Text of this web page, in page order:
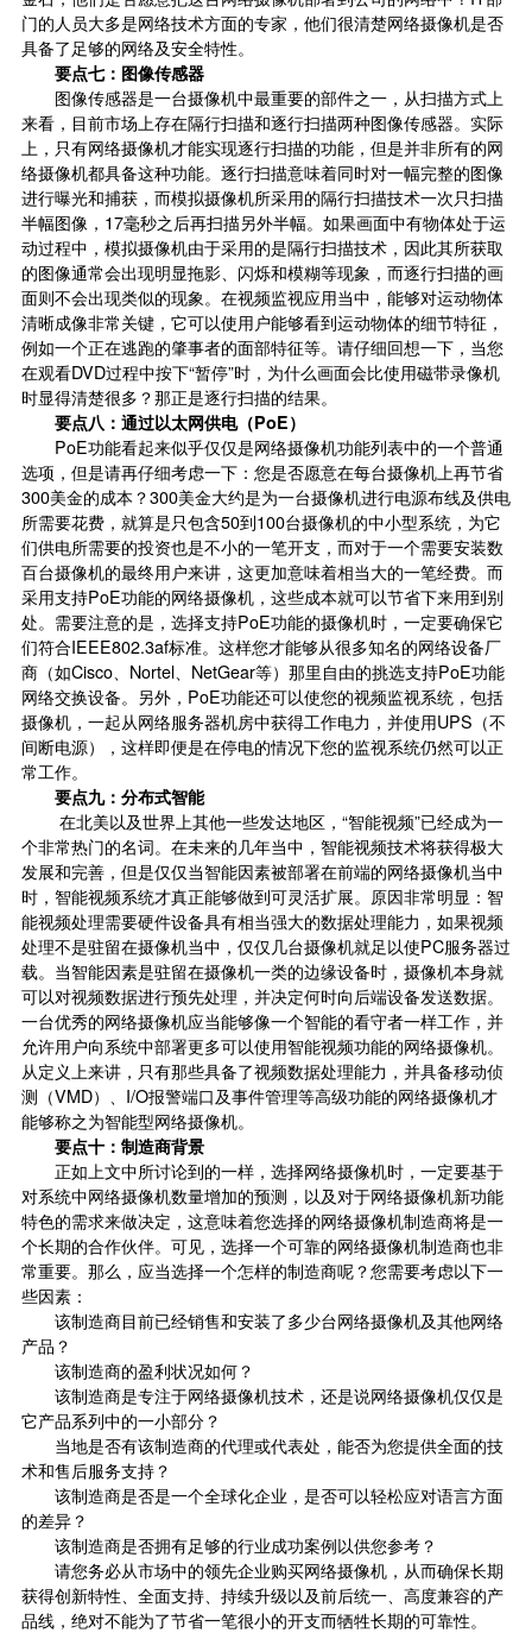
门的人员大多是网络技术方面的专家，他们很清楚网络摄像机是否
具备了足够的网络及安全特性。
要点七：图像传感器
图像传感器是一台摄像机中最重要的部件之一，从扫描方式上
来看，目前市场上存在隔行扫描和逐行扫描两种图像传感器。实际
上，只有网络摄像机才能实现逐行扫描的功能，但是并非所有的网
络摄像机都具备这种功能。逐行扫描意味着同时对一幅完整的图像
进行曝光和捕获，而模拟摄像机所采用的隔行扫描技术一次只扫描
半幅图像，17毫秒之后再扫描另外半幅。如果画面中有物体处于运
动过程中，模拟摄像机由于采用的是隔行扫描技术，因此其所获取
的图像通常会出现明显拖影、闪烁和模糊等现象，而逐行扫描的画
面则不会出现类似的现象。在视频监视应用当中，能够对运动物体
清晰成像非常关键，它可以使用户能够看到运动物体的细节特征，
例如一个正在逃跑的肇事者的面部特征等。请仔细回想一下，当您
在观看DVD过程中按下“暂停”时，为什么画面会比使用磁带录像机
时显得清楚很多？那正是逐行扫描的结果。
要点八：通过以太网供电（PoE）
PoE功能看起来似乎仅仅是网络摄像机功能列表中的一个普通
选项，但是请再仔细考虑一下：您是否愿意在每台摄像机上再节省
300美金的成本？300美金大约是为一台摄像机进行电源布线及供电
所需要花费，就算是只包含50到100台摄像机的中小型系统，为它
们供电所需要的投资也是不小的一笔开支，而对于一个需要安装数
百台摄像机的最终用户来讲，这更加意味着相当大的一笔经费。而
采用支持PoE功能的网络摄像机，这些成本就可以节省下来用到别
处。需要注意的是，选择支持PoE功能的摄像机时，一定要确保它
们符合IEEE802.3af标准。这样您才能够从很多知名的网络设备厂
商（如Cisco、Nortel、NetGear等）那里自由的挑选支持PoE功能
网络交换设备。另外，PoE功能还可以使您的视频监视系统，包括
摄像机，一起从网络服务器机房中获得工作电力，并使用UPS（不
间断电源），这样即便是在停电的情况下您的监视系统仍然可以正
常工作。
要点九：分布式智能
在北美以及世界上其他一些发达地区，“智能视频”已经成为一
个非常热门的名词。在未来的几年当中，智能视频技术将获得极大
发展和完善，但是仅仅当智能因素被部署在前端的网络摄像机当中
时，智能视频系统才真正能够做到可灵活扩展。原因非常明显：智
能视频处理需要硬件设备具有相当强大的数据处理能力，如果视频
处理不是驻留在摄像机当中，仅仅几台摄像机就足以使PC服务器过
载。当智能因素是驻留在摄像机一类的边缘设备时，摄像机本身就
可以对视频数据进行预先处理，并决定何时向后端设备发送数据。
一台优秀的网络摄像机应当能够像一个智能的看守者一样工作，并
允许用户向系统中部署更多可以使用智能视频功能的网络摄像机。
从定义上来讲，只有那些具备了视频数据处理能力，并具备移动侦
测（VMD）、I/O报警端口及事件管理等高级功能的网络摄像机才
能够称之为智能型网络摄像机。
要点十：制造商背景
正如上文中所讨论到的一样，选择网络摄像机时，一定要基于
对系统中网络摄像机数量增加的预测，以及对于网络摄像机新功能
特色的需求来做决定，这意味着您选择的网络摄像机制造商将是一
个长期的合作伙伴。可见，选择一个可靠的网络摄像机制造商也非
常重要。那么，应当选择一个怎样的制造商呢？您需要考虑以下一
些因素：
该制造商目前已经销售和安装了多少台网络摄像机及其他网络
产品？
该制造商的盈利状况如何？
该制造商是专注于网络摄像机技术，还是说网络摄像机仅仅是
它产品系列中的一小部分？
当地是否有该制造商的代理或代表处，能否为您提供全面的技
术和售后服务支持？
该制造商是否是一个全球化企业，是否可以轻松应对语言方面
的差异？
该制造商是否拥有足够的行业成功案例以供您参考？
请您务必从市场中的领先企业购买网络摄像机，从而确保长期
获得创新特性、全面支持、持续升级以及前后统一、高度兼容的产
品线，绝对不能为了节省一笔很小的开支而牺牲长期的可靠性。